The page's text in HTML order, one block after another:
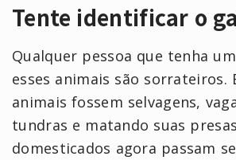
Tente identificar o
Qualquer pessoa que tenha
esses animais são sorrateiros.
animais fossem selvagens,
tundras e matando suas
domesticados agora passam